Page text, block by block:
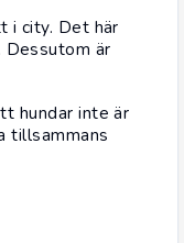
i city. Det här
Dessutom är
hundar inte är
tillsammans